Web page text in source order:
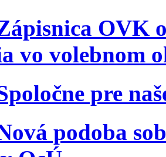
OVK
vo volebnom
pre
podoba